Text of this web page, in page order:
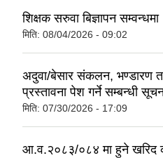
शिक्षक सरुवा बिज्ञापन सम्वन्धमा
मिति: 08/04/2026 - 09:02
अदुवा/बेसार संकलन, भण्डारण
प्रस्तावना पेश गर्ने सम्बन्धी
मिति: 07/30/2026 - 17:09
आ.व.२०८३/०८४ मा हुने खरिद